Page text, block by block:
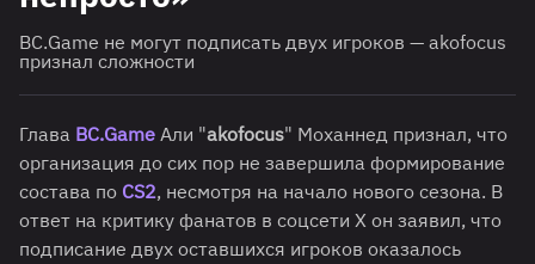
BC.Game не могут подписать двух игроков — akofocus
признал сложности
Глава BC.Game Али "akofocus" Моханнед признал, что
организация до сих пор не завершила формирование
состава по CS2, несмотря на начало нового сезона. В
ответ на критику фанатов в соцсети X он заявил, что
подписание двух оставшихся игроков оказалось